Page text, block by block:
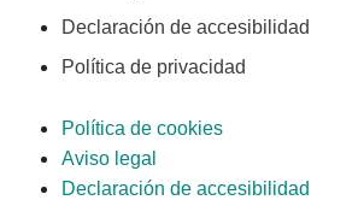
Declaración de accesibilidad
Política de privacidad
Política de cookies
Aviso legal
Declaración de accesibilidad